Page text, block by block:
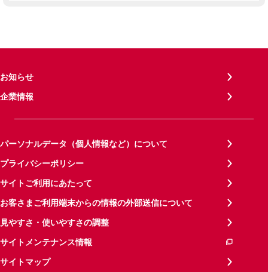
お知らせ
企業情報
パーソナルデータ（個人情報など）について
プライバシーポリシー
サイトご利用にあたって
お客さまご利用端末からの情報の外部送信について
見やすさ・使いやすさの調整
サイトメンテナンス情報
サイトマップ